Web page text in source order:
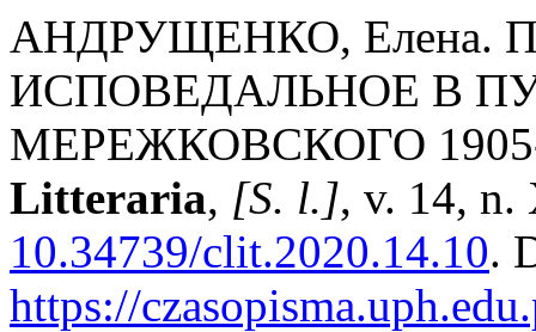
АНДРУЩЕНКО, Елена.
ИСПОВЕДАЛЬНОЕ В
МЕРЕЖКОВСКОГО
Litteraria, [S. l.], v. 14, n.
10.34739/clit.2020.14.10.
https://